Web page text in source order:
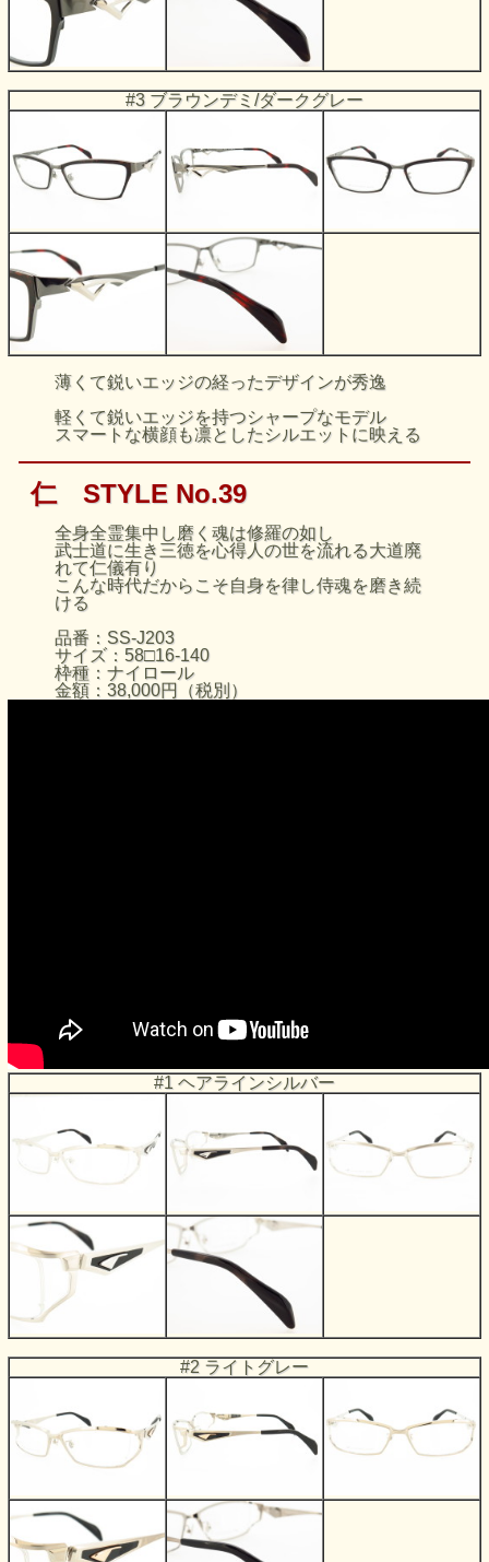
#3 ブラウンデミ/ダークグレー
薄くて鋭いエッジの経ったデザインが秀逸
軽くて鋭いエッジを持つシャープなモデル
スマートな横顔も凛としたシルエットに映える
仁 STYLE No.39
全身全霊集中し磨く魂は修羅の如し
武士道に生き三徳を心得人の世を流れる大道廃
れて仁儀有り
こんな時代だからこそ自身を律し侍魂を磨き続
ける
品番：SS-J203
サイズ：58□16-140
枠種：ナイロール
金額：38,000円（税別）
#1 ヘアラインシルバー
#2 ライトグレー